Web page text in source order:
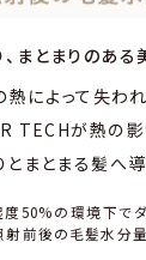
まとまりのある
によって失われ
TECHが熱の影
とまとまる髪へ導
50%の環境下で
前後の⽑髪⽔分量